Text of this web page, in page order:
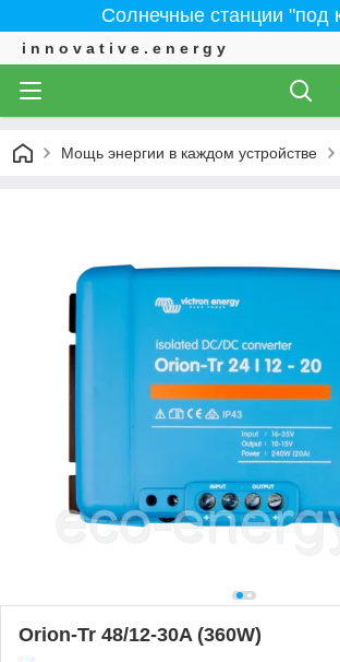
Солнечные станции "под
i n n o v a t i v e . e n e r g y
Мощь энергии в каждом устройстве
Orion-Tr 48/12-30A (360W)